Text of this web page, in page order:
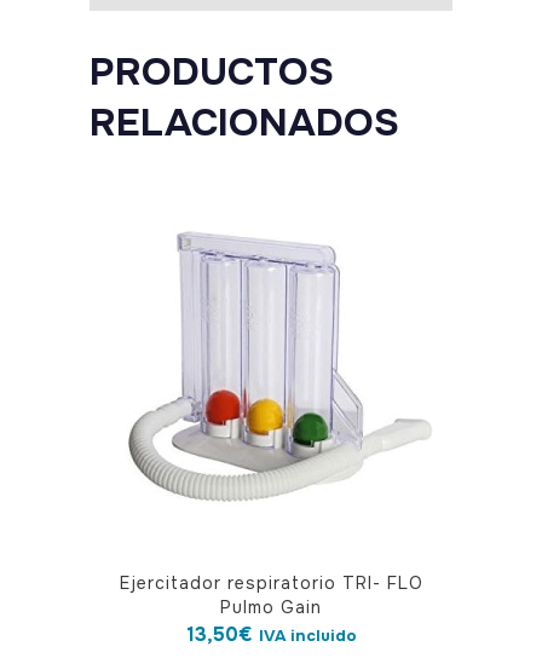
PRODUCTOS
RELACIONADOS
Ejercitador respiratorio TRI- FLO
Pulmo Gain
13,50€ IVA incluido